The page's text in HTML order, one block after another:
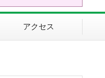
アクセス